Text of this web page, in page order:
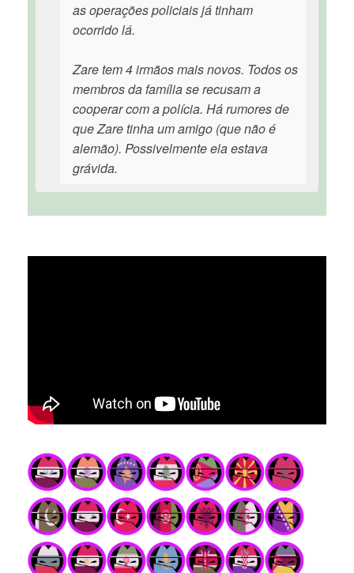
as operações policiais já tinham
ocorrido lá.
Zare tem 4 irmãos mais novos. Todos os
membros da família se recusam a
cooperar com a polícia. Há rumores de
que Zare tinha um amigo (que não é
alemão). Possivelmente ela estava
grávida.